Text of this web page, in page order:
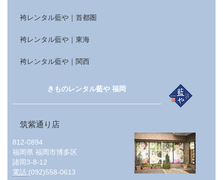
袴レンタル藍や｜首都圏
袴レンタル藍や｜東海
袴レンタル藍や｜関西
きものレンタル藍や 福岡
筑紫通り店
812-0894
福岡県 福岡市博多区
諸岡3-8-12
電話:(092)558-0613